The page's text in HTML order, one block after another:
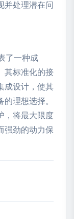
并处理潜在问
了一种成
其标准化的接
成设计，使其
理想选择。
，将最大限度
强劲的动力保